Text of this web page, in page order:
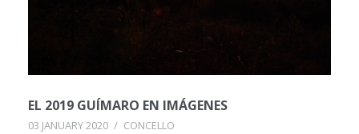
EL 2019 GUÍMARO EN IMÁGENES
03 JANUARY 2020 / CONCELLO